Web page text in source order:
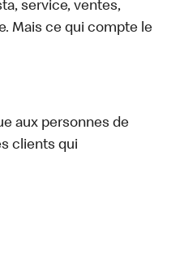
service, ventes,
Mais ce qui compte le
aux personnes de
clients qui